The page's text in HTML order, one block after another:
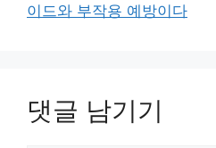
이드와 부작용 예방이다
댓글 남기기